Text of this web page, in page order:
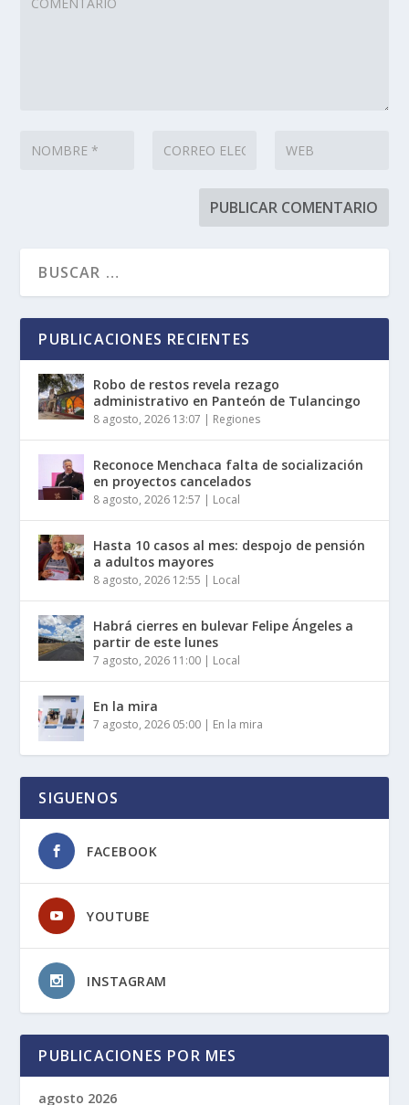
PUBLICACIONES RECIENTES
Robo de restos revela rezago
administrativo en Panteón de Tulancingo
8 agosto, 2026 13:07 | Regiones
Reconoce Menchaca falta de socialización
en proyectos cancelados
8 agosto, 2026 12:57 | Local
Hasta 10 casos al mes: despojo de pensión
a adultos mayores
8 agosto, 2026 12:55 | Local
Habrá cierres en bulevar Felipe Ángeles a
partir de este lunes
7 agosto, 2026 11:00 | Local
En la mira
7 agosto, 2026 05:00 | En la mira
SIGUENOS
FACEBOOK
YOUTUBE
INSTAGRAM
PUBLICACIONES POR MES
agosto 2026